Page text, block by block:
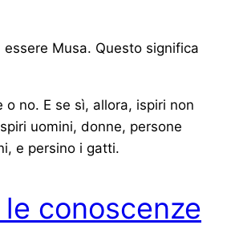
Musa. Questo significa
o no. E se sì, allora, ispiri non
uomini, donne, persone
e persino i gatti.
conoscenze